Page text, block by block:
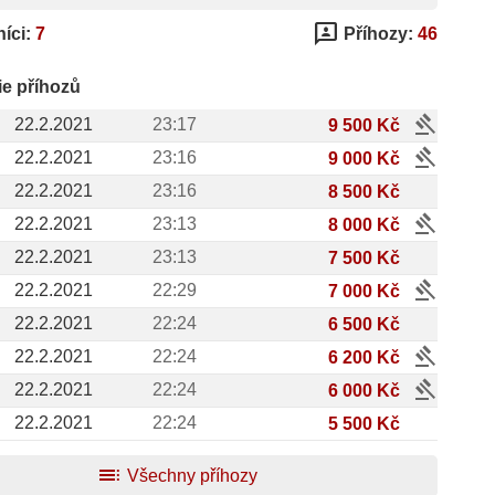
7 3p Příhozy: 46
příhozů
22.2.2021
23:17 9 500 Kč gavel
22.2.2021 23:16 9 000 Kč gavel
22.2.2021 23:16
8 500 Kč
22.2.2021
23:13 8 000 Kč gavel
22.2.2021 23:13
7 500 Kč
22.2.2021
22:29 7 000 Kč gavel
22.2.2021 22:24
6 500 Kč
22.2.2021
22:24 6 200 Kč gavel
22.2.2021 22:24 6 000 Kč gavel
22.2.2021 22:24 5 500 Kč
toc Všechny příhozy